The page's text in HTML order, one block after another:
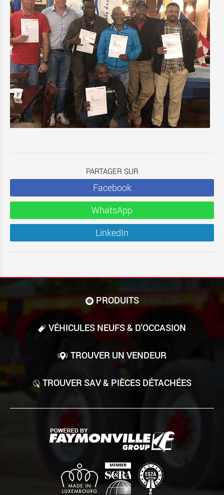
PARTAGER SUR
Facebook
WhatsApp
LinkedIn
PRODUITS
VÉHICULES NEUFS & D'OCCASION
TROUVER UN VENDEUR
TROUVER SAV & PIÈCES DÉTACHÉES